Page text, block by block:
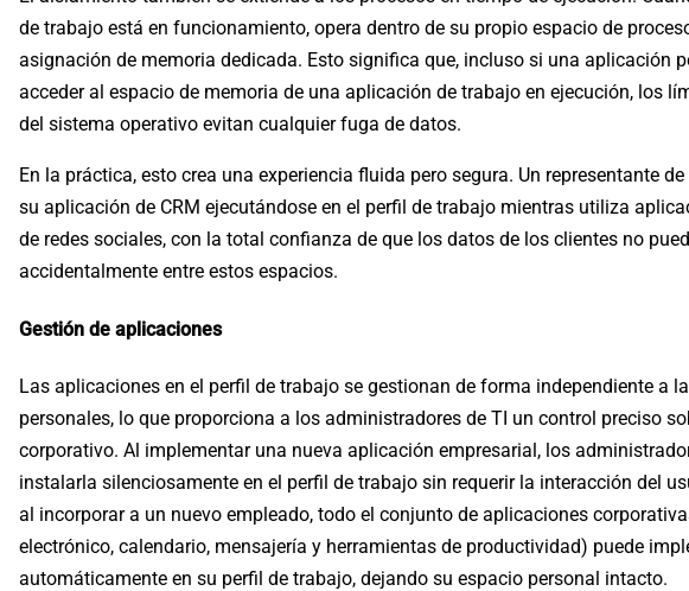
de trabajo está en funcionamiento, opera dentro de su propio espacio de
asignación de memoria dedicada. Esto significa que, incluso si una aplicación
acceder al espacio de memoria de una aplicación de trabajo en ejecución, los
del sistema operativo evitan cualquier fuga de datos.
En la práctica, esto crea una experiencia fluida pero segura. Un representante
su aplicación de CRM ejecutándose en el perfil de trabajo mientras utiliza
de redes sociales, con la total confianza de que los datos de los clientes no
accidentalmente entre estos espacios.
Gestión de aplicaciones
Las aplicaciones en el perfil de trabajo se gestionan de forma independiente a
personales, lo que proporciona a los administradores de TI un control preciso
corporativo. Al implementar una nueva aplicación empresarial, los
instalarla silenciosamente en el perfil de trabajo sin requerir la interacción del
al incorporar a un nuevo empleado, todo el conjunto de aplicaciones
electrónico, calendario, mensajería y herramientas de productividad) puede
automáticamente en su perfil de trabajo, dejando su espacio personal intacto.